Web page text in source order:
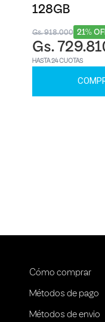
128GB
21%
Gs. 918.000
Gs.
HASTA 24 CUOTAS
Cómo comprar
Métodos de pago
Métodos de envio